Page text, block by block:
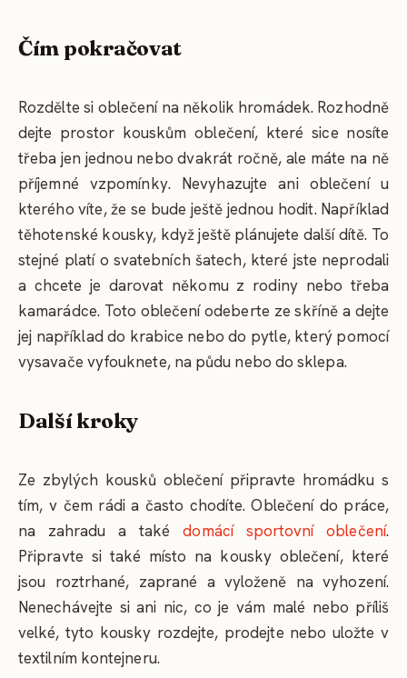
Čím pokračovat
Rozdělte si oblečení na několik hromádek. Rozhodně
dejte prostor kouskům oblečení, které sice nosíte
třeba jen jednou nebo dvakrát ročně, ale máte na ně
příjemné vzpomínky. Nevyhazujte ani oblečení u
kterého víte, že se bude ještě jednou hodit. Například
těhotenské kousky, když ještě plánujete další dítě. To
stejné platí o svatebních šatech, které jste neprodali
a chcete je darovat někomu z rodiny nebo třeba
kamarádce. Toto oblečení odeberte ze skříně a dejte
jej například do krabice nebo do pytle, který pomocí
vysavače vyfouknete, na půdu nebo do sklepa.
Další kroky
Ze zbylých kousků oblečení připravte hromádku s
tím, v čem rádi a často chodíte. Oblečení do práce,
na zahradu a takédomácí sportovní oblečení.
Připravte si také místo na kousky oblečení, které
jsou roztrhané, zaprané a vyloženě na vyhození.
Nenechávejte si ani nic, co je vám malé nebo příliš
velké, tyto kousky rozdejte, prodejte nebo uložte v
textilním kontejneru.